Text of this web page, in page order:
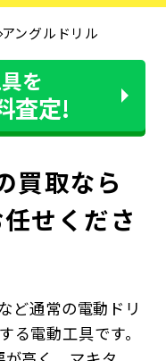
アングルドリル
を
査定!
買取なら
せくださ
ど通常の電動ドリ
る電動工具です。